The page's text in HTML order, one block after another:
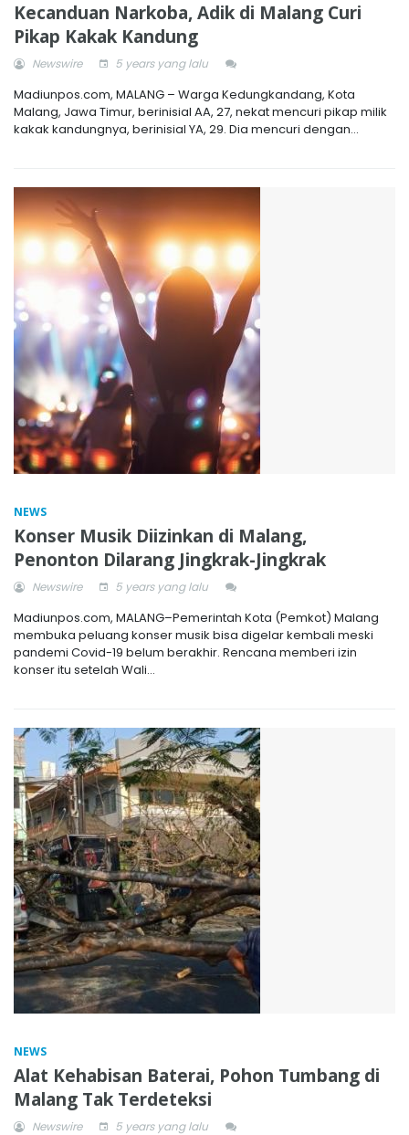
Kecanduan Narkoba, Adik di Malang Curi
Pikap Kakak Kandung
Newswire 5 years yang lalu
Madiunpos.com, MALANG – Warga Kedungkandang, Kota
Malang, Jawa Timur, berinisial AA, 27, nekat mencuri pikap milik
kakak kandungnya, berinisial YA, 29. Dia mencuri dengan...
NEWS
Konser Musik Diizinkan di Malang,
Penonton Dilarang Jingkrak-Jingkrak
Newswire 5 years yang lalu
Madiunpos.com, MALANG–Pemerintah Kota (Pemkot) Malang
membuka peluang konser musik bisa digelar kembali meski
pandemi Covid-19 belum berakhir. Rencana memberi izin
konser itu setelah Wali...
NEWS
Alat Kehabisan Baterai, Pohon Tumbang di
Malang Tak Terdeteksi
Newswire 5 years yang lalu